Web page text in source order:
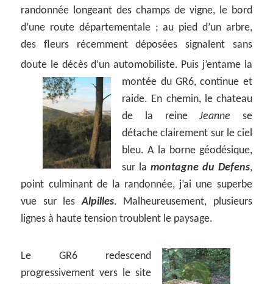
randonnée longeant des champs de vigne, le bord
d’une route départementale ; au pied d’un arbre,
des fleurs récemment déposées signalent sans
doute le décès d’un automobiliste. Puis j’entame la
montée du GR6, continue et
raide. En chemin, le chateau
de la reineJeanne se
détache clairement sur le ciel
bleu. A la borne géodésique,
sur la montagne du Defens,
point culminant de la randonnée, j’ai une superbe
vue sur lesAlpilles. Malheureusement, plusieurs
lignes à haute tension troublent le paysage.
Le GR6 redescend
progressivement vers le site